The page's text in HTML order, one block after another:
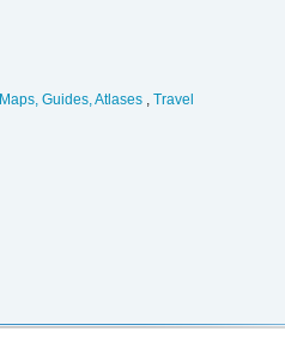
Maps, Guides, Atlases , Travel